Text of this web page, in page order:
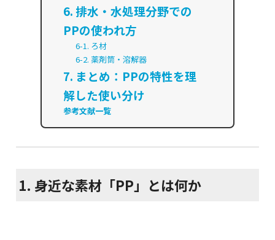
6. 排水・水処理分野での
PPの使われ方
6-1. ろ材
6-2. 薬剤筒・溶解器
7. まとめ：PPの特性を理
解した使い分け
参考文献一覧
1. 身近な素材「PP」とは何か